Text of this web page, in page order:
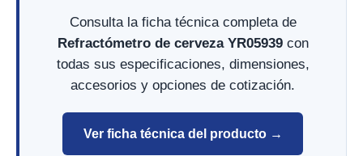
Consulta la ficha técnica completa de
Refractómetro de cerveza YR05939con
todas sus especificaciones, dimensiones,
accesorios y opciones de cotización.
Ver ficha técnica del producto →